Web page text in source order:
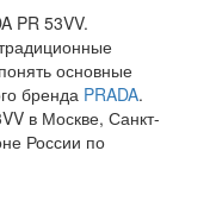
PR 53VV.
основные
бренда PRADA.
в Москве, Санкт-
России по